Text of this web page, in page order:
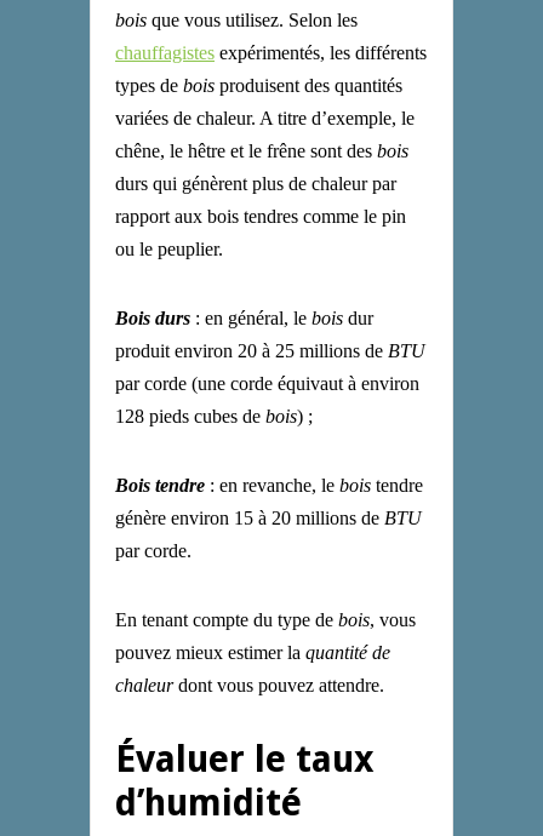
bois que vous utilisez. Selon les
chauffagistes expérimentés, les différents
types de bois produisent des quantités
variées de chaleur. A titre d’exemple, le
chêne, le hêtre et le frêne sont des bois
durs qui génèrent plus de chaleur par
rapport aux bois tendres comme le pin
ou le peuplier.
Bois durs : en général, le bois dur
produit environ 20 à 25 millions de BTU
par corde (une corde équivaut à environ
128 pieds cubes de bois) ;
Bois tendre : en revanche, le bois tendre
génère environ 15 à 20 millions de BTU
par corde.
En tenant compte du type de bois, vous
pouvez mieux estimer la quantité de
chaleurdont vous pouvez attendre.
Évaluer le taux
d’humidité